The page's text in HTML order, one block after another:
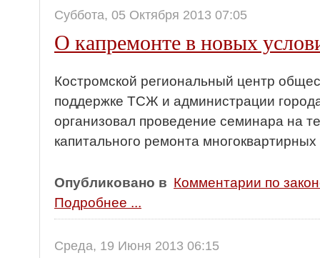
Суббота, 05 Октября 2013 07:05
О капремонте в новых
Костромской региональный центр
поддержке ТСЖ и администрации
организовал проведение семинара на
капитального ремонта
Опубликовано в Комментарии по
Подробнее ...
Среда, 19 Июня 2013 06:15